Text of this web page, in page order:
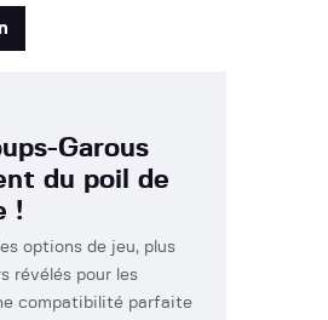
Garous
du poil de
!
options de jeu, plus
révélés pour les
compatibilité parfaite